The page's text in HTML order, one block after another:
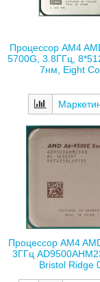
Процессор AM4
5700G, 3.8ГГц,
7нм, Eight
Процессор AM4
3ГГц
Bristol Ridge